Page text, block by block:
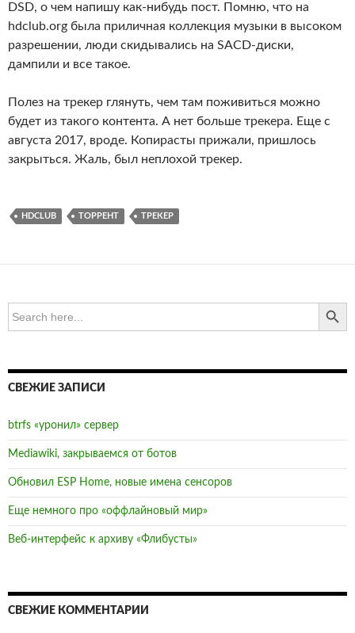
DSD, о чем напишу как-нибудь пост. Помню, что на
hdclub.org была приличная коллекция музыки в высоком
разрешении, люди скидывались на SACD-диски,
дампили и все такое.
Полез на трекер глянуть, чем там поживиться можно
будет из такого контента. А нет больше трекера. Еще с
августа 2017, вроде. Копирасты прижали, пришлось
закрыться. Жаль, был неплохой трекер.
HDCLUB ТОРРЕНТ ТРЕКЕР
for:
SEARCH
СВЕЖИЕ ЗАПИСИ
btrfs «уронил» сервер
Mediawiki, закрываемся от ботов
Обновил ESP Home, новые имена сенсоров
Еще немного про «оффлайновый мир»
Веб-интерфейс к архиву «Флибусты»
СВЕЖИЕ КОММЕНТАРИИ